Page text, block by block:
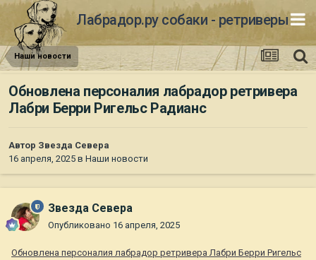
Лабрадор.ру собаки - ретриверы
Наши новости
Обновлена персоналия лабрадор ретривера
Лабри Берри Ригельс Радианс
Автор Звезда Севера
16 апреля, 2025 в Наши новости
Звезда Севера
Опубликовано 16 апреля, 2025
Обновлена персоналия лабрадор ретривера Лабри Берри Ригельс